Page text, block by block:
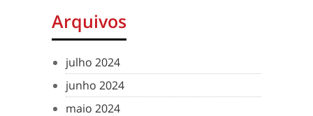
Arquivos
julho 2024
junho 2024
maio 2024